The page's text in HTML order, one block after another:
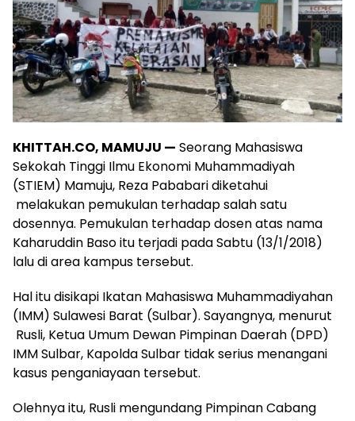
KHITTAH.CO, MAMUJU — Seorang Mahasiswa
Sekokah Tinggi Ilmu Ekonomi Muhammadiyah
(STIEM) Mamuju, Reza Pababari diketahui
melakukan pemukulan terhadap salah satu
dosennya. Pemukulan terhadap dosen atas nama
Kaharuddin Baso itu terjadi pada Sabtu (13/1/2018)
lalu di area kampus tersebut.
Hal itu disikapi Ikatan Mahasiswa Muhammadiyahan
(IMM) Sulawesi Barat (Sulbar). Sayangnya, menurut
Rusli, Ketua Umum Dewan Pimpinan Daerah (DPD)
IMM Sulbar, Kapolda Sulbar tidak serius menangani
kasus penganiayaan tersebut.
Olehnya itu, Rusli mengundang Pimpinan Cabang